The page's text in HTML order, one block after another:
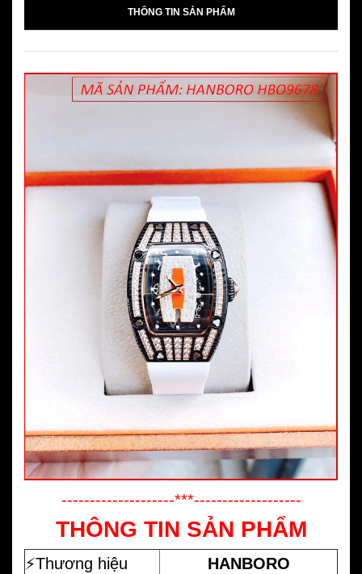
THÔNG TIN SẢN PHẨM
--------------------***-------------------
THÔNG TIN SẢN PHẨM
⚡️Thương hiệu
HANBORO